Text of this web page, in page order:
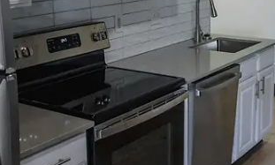
inesquecíveis para os alunos.